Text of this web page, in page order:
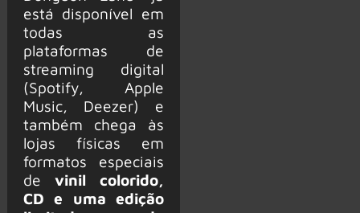
está disponível em
todas as
plataformas de
streaming digital
(Spotify, Apple
Music, Deezer) e
também chega às
lojas físicas em
formatos especiais
devinil colorido,
CD e uma edição